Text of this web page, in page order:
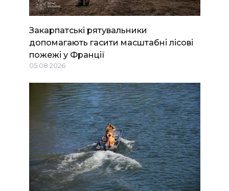
Закарпатські рятувальники
допомагають гасити масштабні лісові
пожежі у Франції
05.08.2026